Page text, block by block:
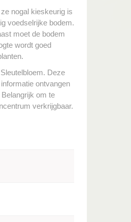
nogal kieskeurig is
voedselrijke bodem.
moet de bodem
wordt goed
Deze
ontvangen
om te
verkrijgbaar.